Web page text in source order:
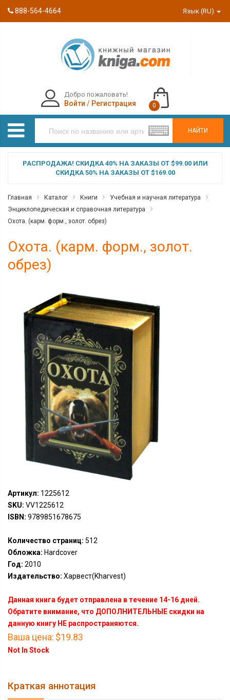
888-564-4664 Язык (RU)
НАЙТИ
Добро пожаловать!
Войти / Регистрация 0
РАСПРОДАЖА! СКИДКА 40% НА ЗАКАЗЫ ОТ $99.00 ИЛИ
СКИДКА 50% НА ЗАКАЗЫ ОТ $169.00
Главная Каталог Книги
Учебная и научная литература
Энциклопедическая и справочная литература
Охота. (карм. форм., золот. обрез)
Охота. (карм. форм., золот.
обрез)
Артикул: 1225612
SKU: VV1225612
ISBN: 9789851678675
Количество страниц: 512
Обложка: Hardcover
Год: 2010
Издательство: Харвест(Kharvest)
Данная книга будет отправлена в течение 14-16 дней.
Обратите внимание, что ДОПОЛНИТЕЛЬНЫЕ скидки на
данную книгу НЕ распространяются.
Ваша цена: $19.83
Not In Stock
Краткая аннотация